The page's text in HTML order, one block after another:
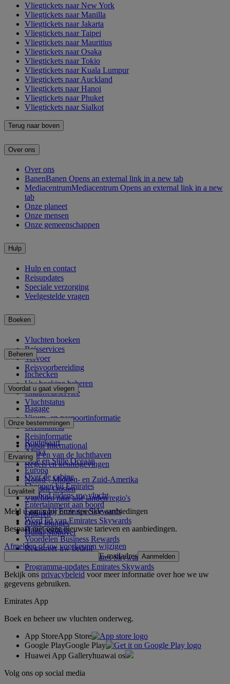
Vliegtickets naar New York
Vliegtickets naar Manilla
Vliegtickets naar Jakarta
Vliegtickets naar Taipei
Vliegtickets naar Mauritius
Vliegtickets naar Osaka
Vliegtickets naar Tokio
Vliegtickets naar Kuala Lumpur
Vliegtickets naar Auckland
Vliegtickets naar Hanoi
Vliegtickets naar Phuket
Vliegtickets naar Sialkot
Terug naar boven
Over ons
Over ons
BanenBanen Opens an external link in a new tab
MediacentrumMediacentrum Opens an external link in a new
tab
Onze planeet
Onze mensen
Onze gemeenschappen
Hulp
Hulp en contact
Reisupdates
Speciale verzorging
Veelgestelde vragen
Boeken
Vluchten boeken
Reisservices
Vervoer
Reisvoorbereiding
Beheren
Inchecken
Uw boeking beheren
Chauffeurservice
Vluchtstatus
Voordat u gaat vliegen
Bagage
Visum- en paspoortinformatie
Gezondheid
Reisinformatie
Dubai International
Naar en van de luchthaven
Regels en kennisgevingen
Onze bestemmingen
Routekaart
Afrika
Azië en Stille Oceaan
Europa
Noord-, Midden- en Zuid-Amerika
Midden-Oosten
Vluchten naar alle landen/regio's
Ervaring
Over de cabine
Shoppen bij Emirates
Aanbod tijdens uw vlucht
Entertainment aan boord
Dineren
Onze lounges
Dubai Stopover
Loyaliteit
Log in bij Emirates Skywards
Word lid van Emirates Skywards
Onze partners
Voordelen Business Rewards
Registreer uw bedrijf
Programmaregels Emirates Skywards
Programma-updates Emirates Skywards
Meld u aan voor onze speciale aanbiedingen
Bespaar met onze nieuwste tarieven en aanbiedingen.
Afmelden of uw voorkeuren wijzigen
E-mailadres Aanmelden
Bekijk ons privacybeleid voor meer informatie over hoe we uw
gegevens gebruiken.
Emirates App
Boek en beheer uw vluchten onderweg.
App StoreApp Store
Google PlayGoogle Play
Huawei App Galleryhuawai os
Volg ons op social media